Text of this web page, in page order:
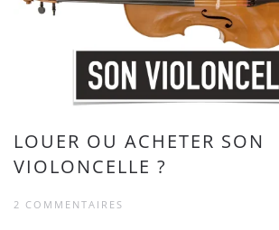
LOUER OU ACHETER SON
VIOLONCELLE ?
2 COMMENTAIRES